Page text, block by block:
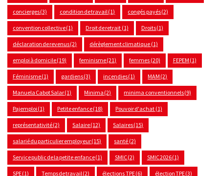
concierges(3) condition de travail(1) congés payés(2)
convention collective(1) Droit de retrait (1) Droits(1)
déclaration de revenus(2) dérèglement climatique (1)
emploi à domicile(19) feminisme(21) femmes (20) FEPEM (1)
Féminisme(1) gardiens(3) incendies(1) MAM (2)
Manuela Cabot Salar(1) Minima (2) minima conventionnels(9)
Pajemploi (1) Petite enfance(18) Pouvoir d'achat (1)
représentativité(2) Salaire(12) Salaires(15)
salarié du particulier employeur(15) santé (2)
Service public de la petite enfance(1) SMIC(2) SMIC 2026(1)
SPE(1) Temps de travail(2) élections TPE(6) élection TPE(3)